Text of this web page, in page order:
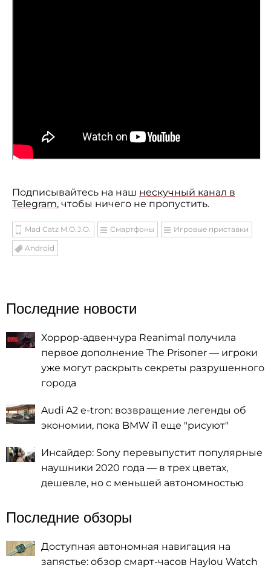
Подписывайтесь на наш нескучный канал в
Telegram, чтобы ничего не пропустить.
Mad Catz M.O.J.O. Смартфоны Игровые приставки
Android
Последние новости
Хоррор-адвенчура Reanimal получила
первое дополнение The Prisoner — игроки
уже могут раскрыть секреты разрушенного
города
Audi A2 e-tron: возвращение легенды об
экономии, пока BMW i1 еще "рисуют"
Инсайдер: Sony перевыпустит популярные
наушники 2020 года — в трех цветах,
дешевле, но с меньшей автономностью
Последние обзоры
Доступная автономная навигация на
запястье: обзор смарт-часов Haylou Watch